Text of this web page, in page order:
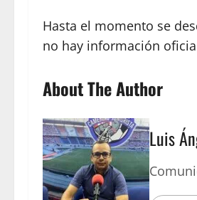
Hasta el momento se
no hay información
About The Author
Luis